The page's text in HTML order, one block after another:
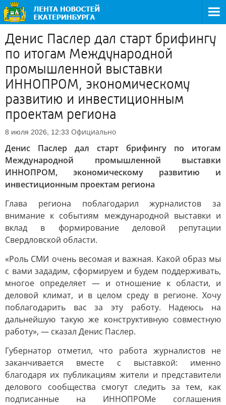
Денис Паслер дал старт брифингу
по итогам Международной
промышленной выставки
ИННОПРОМ, экономическому
развитию и инвестиционным
проектам региона
8 июля 2026, 12:33 Официально
Денис Паслер дал старт брифингу по итогам
Международной промышленной выставки
ИННОПРОМ, экономическому развитию и
инвестиционным проектам региона
Глава региона поблагодарил журналистов за
внимание к событиям международной выставки и
вклад в формирование деловой репутации
Свердловской области.
«Роль СМИ очень весомая и важная. Какой образ мы
с вами зададим, сформируем и будем поддерживать,
многое определяет — и отношение к области, и
деловой климат, и в целом среду в регионе. Хочу
поблагодарить вас за эту работу. Надеюсь на
дальнейшую такую же конструктивную совместную
работу», — сказал Денис Паслер.
Губернатор отметил, что работа журналистов не
заканчивается вместе с выставкой: именно
благодаря их публикациям жители и представители
делового сообщества смогут следить за тем, как
подписанные на ИННОПРОМе соглашения